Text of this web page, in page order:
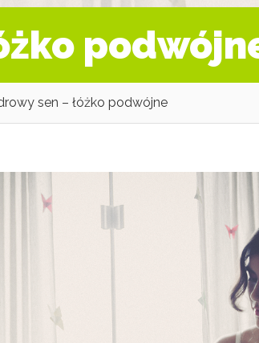
sen – łóżko podwójne